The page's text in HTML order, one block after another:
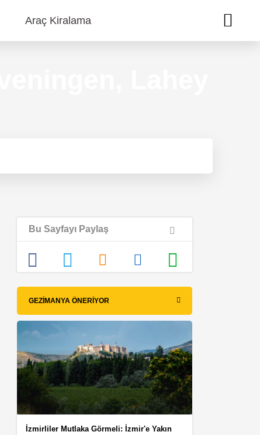
Araç Kiralama
Bu Sayfayı Paylaş
GEZIMANYA ÖNERIYOR
İzmirliler Mutlaka Görmeli: İzmir'e Yakın